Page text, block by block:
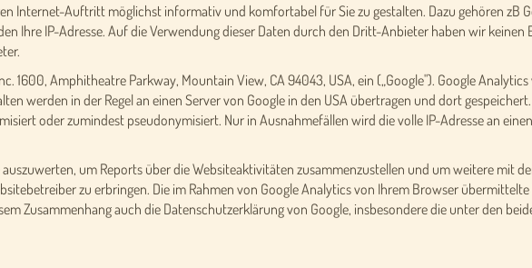
Internet-Auftritt möglichst informativ und komfortabel für Sie zu gestalten. Dazu gehören zB
Ihre IP-Adresse. Auf die Verwendung dieser Daten durch den Dritt-Anbieter haben wir keinen
1600, Amphitheatre Parkway, Mountain View, CA 94043, USA, ein („Google"). Google
werden in der Regel an einen Server von Google in den USA übertragen und dort
oder zumindest pseudonymisiert. Nur in Ausnahmefällen wird die volle IP-Adresse an
um Reports über die Websiteaktivitäten zusammenzustellen und um weitere mit
zu erbringen. Die im Rahmen von Google Analytics von Ihrem Browser
Zusammenhang auch die Datenschutzerklärung von Google, insbesondere die unter den